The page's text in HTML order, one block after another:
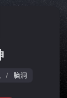
/ 脑洞